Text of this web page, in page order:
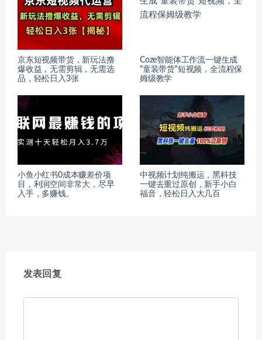
京东短视频带货，新玩法撸
爆收益，无需剪辑，无需选
品，轻松日入3张
Coze智能体工作流一键生成
“童装带货“短视频，全流程保
姆级教学
小鱼小红书0成本赚差价项
目，利润空间非常大，尽早
入手，多赚钱。
中视频计划纯搬运，黑科技
一键去重过原创，新手小白
福音，轻松日入大几百
发表回复